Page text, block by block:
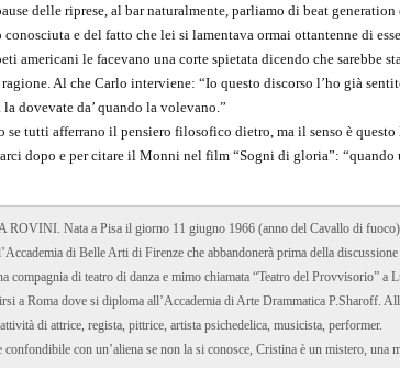
delle riprese, al bar naturalmente, parliamo di beat
conosciuta e del fatto che lei si lamentava ormai ottantenne di
americani le facevano una corte spietata dicendo che sarebbe
Al che Carlo interviene: “Io questo discorso l’ho già
dovevate da’ quando la volevano.”
se tutti afferrano il pensiero filosofico dietro, ma il senso è questo
dopo e per citare il Monni nel film “Sogni di gloria”: “quando
ROVINI. Nata a Pisa il giorno 11 giugno 1966 (anno del Cavallo di
di Belle Arti di Firenze che abbandonerà prima della
compagnia di teatro di danza e mimo chiamata “Teatro del Provvisorio” a
a Roma dove si diploma all’Accademia di Arte Drammatica P.Sharoff.
di attrice, regista, pittrice, artista psichedelica, musicista, performer.
confondibile con un’aliena se non la si conosce, Cristina è un mistero, una